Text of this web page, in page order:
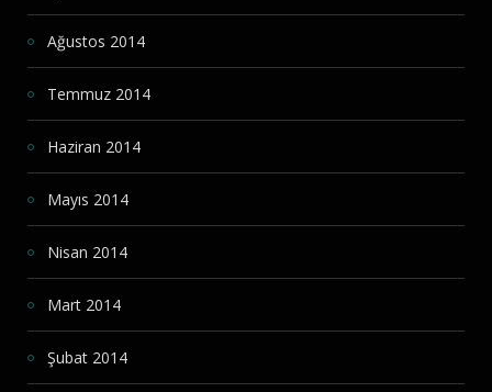
Ağustos 2014
Temmuz 2014
Haziran 2014
Mayıs 2014
Nisan 2014
Mart 2014
Şubat 2014